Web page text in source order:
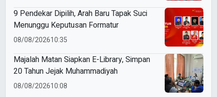
9 Pendekar Dipilih, Arah Baru Tapak Suci
Menunggu Keputusan Formatur
08/08/202610:35
Majalah Matan Siapkan E-Library, Simpan
20 Tahun Jejak Muhammadiyah
08/08/202610:08